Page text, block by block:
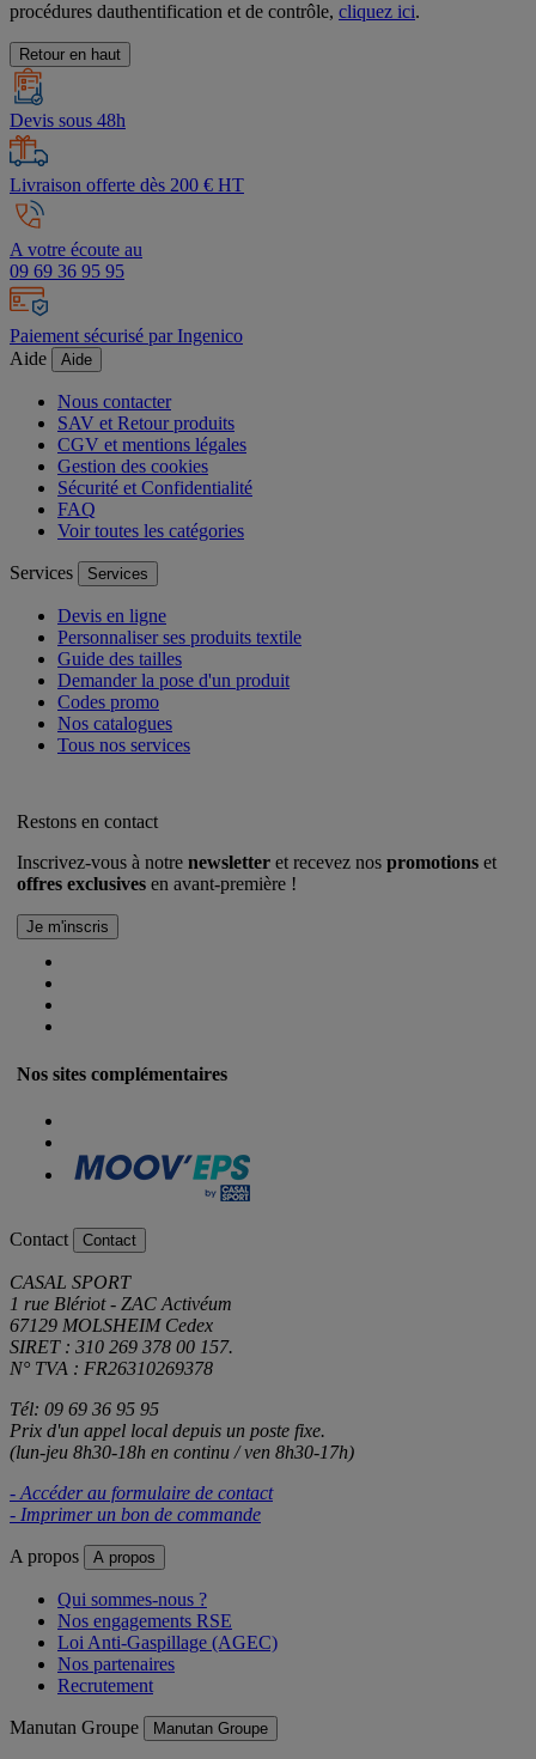
procédures dauthentification et de contrôle, cliquez ici.
Retour en haut
Devis sous 48h
Livraison offerte dès 200 € HT
A votre écoute au
09 69 36 95 95
Paiement sécurisé par Ingenico
Aide
Aide
Nous contacter
SAV et Retour produits
CGV et mentions légales
Gestion des cookies
Sécurité et Confidentialité
FAQ
Voir toutes les catégories
Services Services
Devis en ligne
Personnaliser ses produits textile
Guide des tailles
Demander la pose d'un produit
Codes promo
Nos catalogues
Tous nos services
Restons en contact
Inscrivez-vous à notre newsletter et recevez nos promotions et
offres exclusives en avant-première !
Nos sites complémentaires
Contact Contact
CASAL SPORT
1 rue Blériot - ZAC Activéum
67129 MOLSHEIM Cedex
SIRET : 310 269 378 00 157.
N° TVA : FR26310269378
Tél: 09 69 36 95 95
Prix d'un appel local depuis un poste fixe.
(lun-jeu 8h30-18h en continu / ven 8h30-17h)
- Accéder au formulaire de contact
- Imprimer un bon de commande
A propos A propos
Qui sommes-nous ?
Nos engagements RSE
Loi Anti-Gaspillage (AGEC)
Nos partenaires
Recrutement
Manutan Groupe Manutan Groupe